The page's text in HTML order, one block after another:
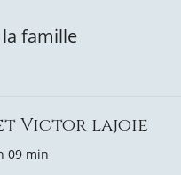
famille
Victor lajoie
09 min